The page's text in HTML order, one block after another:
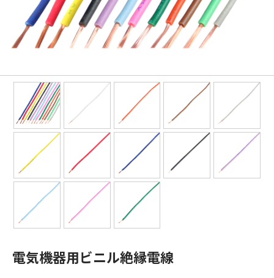
電気機器用ビニル絶縁電線